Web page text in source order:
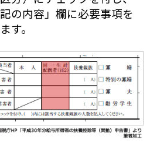
の内容」欄に必要事項を
す。